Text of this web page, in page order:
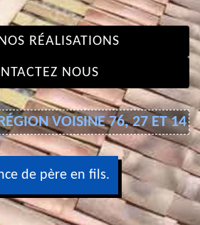
RÉALISATIONS
NOUS
VOISINE 76, 27 ET 14
de père en fils.